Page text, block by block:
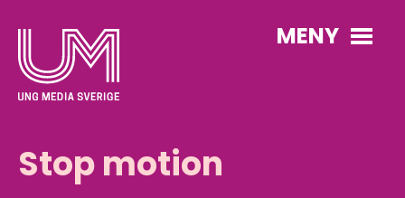
MENY
Stop motion